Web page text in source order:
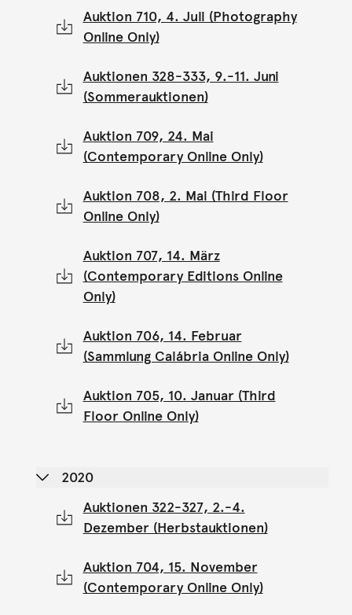
Auktion 710, 4. Juli (Photography
Online Only)
Auktionen 328-333, 9.-11. Juni
(Sommerauktionen)
Auktion 709, 24. Mai
(Contemporary Online Only)
Auktion 708, 2. Mai (Third Floor
Online Only)
Auktion 707, 14. März
(Contemporary Editions Online
Only)
Auktion 706, 14. Februar
(Sammlung Calábria Online Only)
Auktion 705, 10. Januar (Third
Floor Online Only)
2020
Auktionen 322-327, 2.-4.
Dezember (Herbstauktionen)
Auktion 704, 15. November
(Contemporary Online Only)